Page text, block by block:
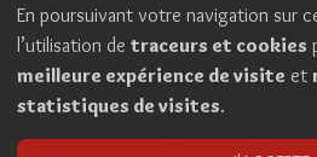
Cookies
Politique de
Consentement
Conditions générales
En poursuivant votre navigation sur
l’utilisation de traceurs et cookies
meilleure expérience de visite et
statistiques de visites.